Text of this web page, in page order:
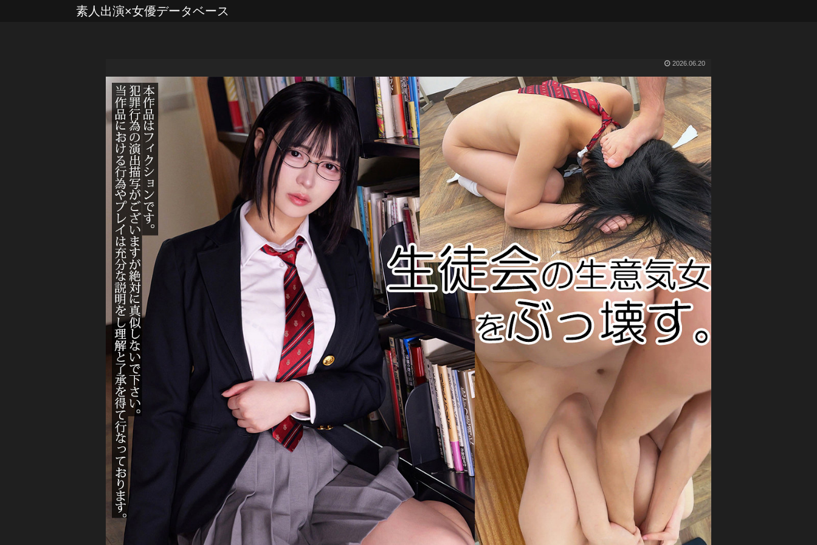
素人出演×女優データベース
2026.06.20